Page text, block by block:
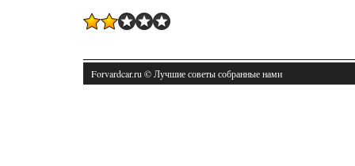
Forvardcar.ru © Лучшие советы собранные нами